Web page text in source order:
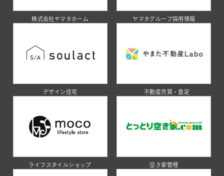
株式会社ヤマタホーム ヤマタグループ採用情報
デザイン住宅 不動産売買・査定
ライフスタイルショップ 空き家管理